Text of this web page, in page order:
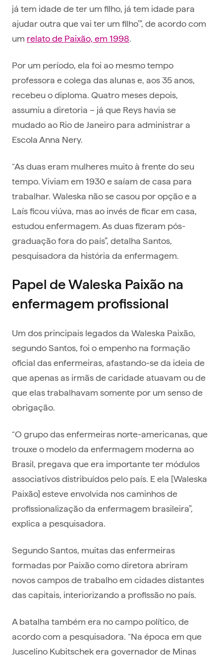
já tem idade de ter um filho, já tem idade para
ajudar outra que vai ter um filho’”, de acordo com
um relato de Paixão, em 1998.
Por um período, ela foi ao mesmo tempo
professora e colega das alunas e, aos 35 anos,
recebeu o diploma. Quatro meses depois,
assumiu a diretoria – já que Reys havia se
mudado ao Rio de Janeiro para administrar a
Escola Anna Nery.
“As duas eram mulheres muito à frente do seu
tempo. Viviam em 1930 e saíam de casa para
trabalhar. Waleska não se casou por opção e a
Laís ficou viúva, mas ao invés de ficar em casa,
estudou enfermagem. As duas fizeram pós-
graduação fora do país”, detalha Santos,
pesquisadora da história da enfermagem.
Papel de Waleska Paixão na
enfermagem profissional
Um dos principais legados da Waleska Paixão,
segundo Santos, foi o empenho na formação
oficial das enfermeiras, afastando-se da ideia de
que apenas as irmãs de caridade atuavam ou de
que elas trabalhavam somente por um senso de
obrigação.
“O grupo das enfermeiras norte-americanas, que
trouxe o modelo da enfermagem moderna ao
Brasil, pregava que era importante ter módulos
associativos distribuídos pelo país. E ela [Waleska
Paixão] esteve envolvida nos caminhos de
profissionalização da enfermagem brasileira”,
explica a pesquisadora.
Segundo Santos, muitas das enfermeiras
formadas por Paixão como diretora abriram
novos campos de trabalho em cidades distantes
das capitais, interiorizando a profissão no país.
A batalha também era no campo político, de
acordo com a pesquisadora. “Na época em que
Juscelino Kubitschek era governador de Minas